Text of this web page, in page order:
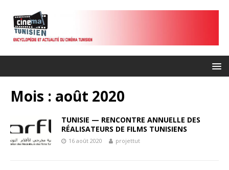
Mois : août 2020
TUNISIE — RENCONTRE ANNUELLE DES
RÉALISATEURS DE FILMS TUNISIENS
16 août 2020 projettut